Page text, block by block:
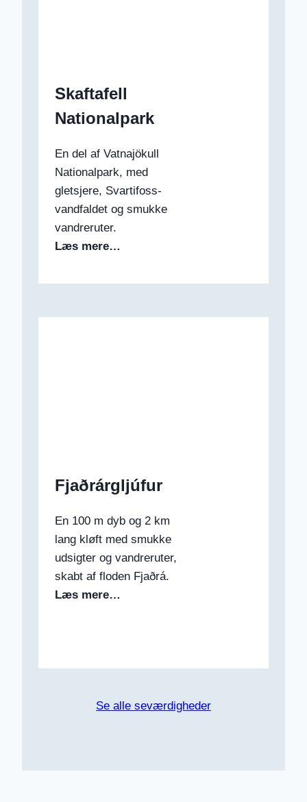
Skaftafell
Nationalpark
En del af Vatnajökull
Nationalpark, med
gletsjere, Svartifoss-
vandfaldet og smukke
vandreruter.
Læs mere…
Fjaðrárgljúfur
En 100 m dyb og 2 km
lang kløft med smukke
udsigter og vandreruter,
skabt af floden Fjaðrá.
Læs mere…
Se alle seværdigheder